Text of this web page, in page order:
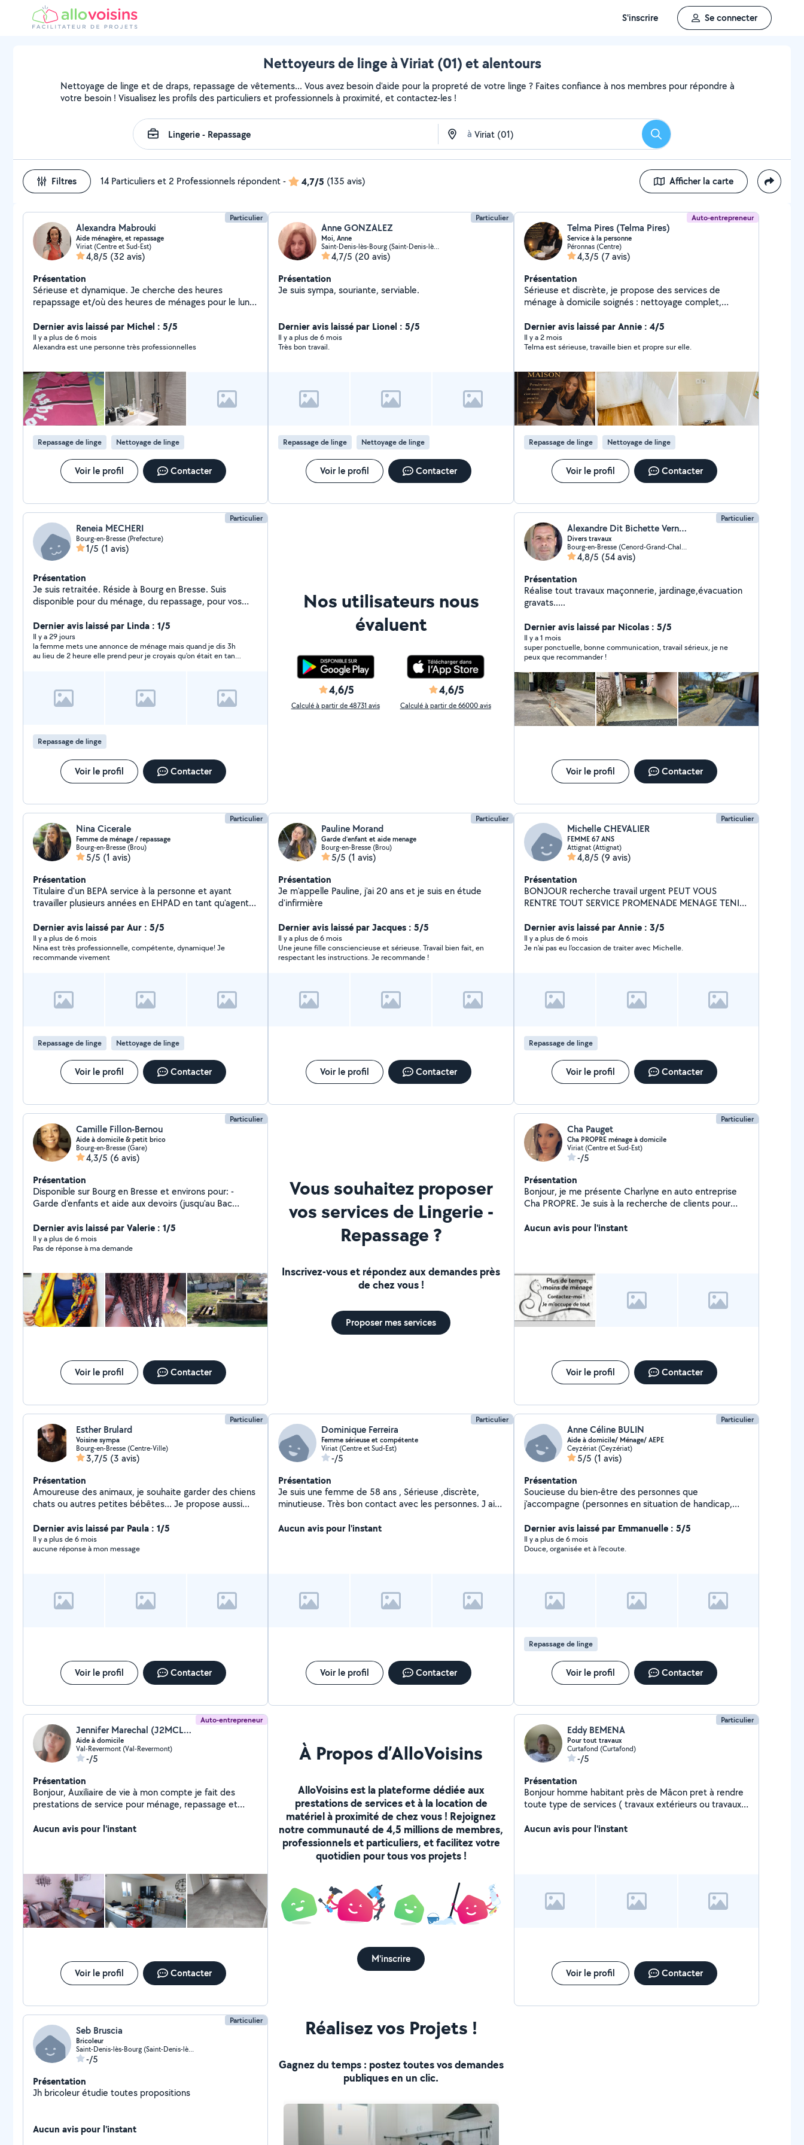
S'inscrire Se connecter
Nettoyeurs de linge à Viriat (01) et alentours
Nettoyage de linge et de draps, repassage de vêtements... Vous avez besoin d'aide pour la propreté de votre linge ? Faites confiance à nos membres pour répondre à
votre besoin ! Visualisez les profils des particuliers et professionnels à proximité, et contactez-les !
à Rechercher
Filtres 14 Particuliers et 2 Professionnels répondent- 4,7/5 (135 avis) Afficher la carte
Particulier
Alexandra Mabrouki
Aide ménagère, et repassage
Viriat (Centre et Sud-Est)
4,8/5 (32 avis)
Présentation
Sérieuse et dynamique. Je cherche des heures
repapssage et/où des heures de ménages pour le lundi
contacter pour de plus amples renseignements . Je
vous informe que je suis dans l incapacite de repondre
aux annonces qui se trouvent a plus de 30km de chez
Dernier avis laissé par Michel : 5/5
Il y a plus de 6 mois
Alexandra est une personne très professionnelles
Repassage de linge Nettoyage de linge
Voir le profil Contacter
Particulier
Anne GONZALEZ
Moi, Anne
Saint-Denis-lès-Bourg (Saint-Denis-lès-Bourg)
4,7/5 (20 avis)
Présentation
Je suis sympa, souriante, serviable.
Dernier avis laissé par Lionel : 5/5
Il y a plus de 6 mois
Très bon travail.
Repassage de linge Nettoyage de linge
Voir le profil Contacter
Auto-entrepreneur
Telma Pires (Telma Pires)
Service à la personne
Péronnas (Centre)
4,3/5 (7 avis)
Présentation
Sérieuse et discrète, je propose des services de
ménage à domicile soignés : nettoyage complet,
espace propre et agréable à chaque foyer.
Interventions régulières ou ponctuelles selon vos
besoins. Je dispose du crédit d'impôt immédiat CESU
suivant conditions
Dernier avis laissé par Annie : 4/5
Il y a 2 mois
Telma est sérieuse, travaille bien et propre sur elle.
Repassage de linge Nettoyage de linge
Voir le profil Contacter
Particulier
Reneia MECHERI
Bourg-en-Bresse (Prefecture)
1/5 (1 avis)
Présentation
Je suis retraitée. Réside à Bourg en Bresse. Suis
disponible pour du ménage, du repassage, pour vos
d'une personne âgée éventuellement.Je possède une
voiture.
Dernier avis laissé par Linda : 1/5
Il y a 29 jours
la femme mets une annonce de ménage mais quand je dis 3h
au lieu de 2 heure elle prend peur je croyais qu'on était en tant
Repassage de linge
Voir le profil Contacter
Nos utilisateurs nous
évaluent
4,6/5
Calculé à partir de 48731 avis
4,6/5
Calculé à partir de 66000 avis
Particulier
Alexandre Dit Bichette Vernay
Divers travaux
Bourg-en-Bresse (Cenord-Grand-Challes)
4,8/5 (54 avis)
Présentation
Réalise tout travaux maçonnerie, jardinage,évacuation
gravats.....
Dernier avis laissé par Nicolas : 5/5
Il y a 1 mois
super ponctuelle, bonne communication, travail sérieux, je ne
peux que recommander !
Voir le profil Contacter
Particulier
Nina Cicerale
Femme de ménage / repassage
Bourg-en-Bresse (Brou)
5/5 (1 avis)
Présentation
Titulaire d'un BEPA service à la personne et ayant
travailler plusieurs années en EHPAD en tant qu'agent
1 an dans un pressing, je propose des services d'aide
pour le ménage et/ou de repassage à domicile.
Actuellement en emploi chez plusieurs particuliers il me
reste de la place dans mon planning. (Payé en CESU)
Dernier avis laissé par Aur : 5/5
Il y a plus de 6 mois
Nina est très professionnelle, compétente, dynamique! Je
recommande vivement
Repassage de linge Nettoyage de linge
Voir le profil Contacter
Particulier
Pauline Morand
Garde d’enfant et aide menage
Bourg-en-Bresse (Brou)
5/5 (1 avis)
Présentation
Je m'appelle Pauline, j'ai 20 ans et je suis en étude
d'infirmière
Dernier avis laissé par Jacques : 5/5
Il y a plus de 6 mois
Une jeune fille consciencieuse et sérieuse. Travail bien fait, en
respectant les instructions. Je recommande !
Voir le profil Contacter
Particulier
Michelle CHEVALIER
FEMME 67 ANS
Attignat (Attignat)
4,8/5 (9 avis)
Présentation
BONJOUR recherche travail urgent PEUT VOUS
RENTRE TOUT SERVICE PROMENADE MENAGE TENIR
COURSE DOCTEUR J'AI UNE VOITURE ÉTUDIE TOUTE
DEMANDE CORRECTE ET TOUT SERVICE
Dernier avis laissé par Annie : 3/5
Il y a plus de 6 mois
Je n'ai pas eu l'occasion de traiter avec Michelle.
Repassage de linge
Voir le profil Contacter
Particulier
Camille Fillon-Bernou
Aide à domicile & petit brico
Bourg-en-Bresse (Gare)
4,3/5 (6 avis)
Présentation
Disponible sur Bourg en Bresse et environs pour: -
Garde d'enfants et aide aux devoirs (jusqu'au Bac
Jardinage et bricolage - Petit dépannage informatique -
Couture (Artisane auto-entrepreneure) Disponibilités:
Lundi journée Mardi et mercredi matin Weekend sur
Dernier avis laissé par Valerie : 1/5
Il y a plus de 6 mois
Pas de réponse à ma demande
Voir le profil Contacter
Vous souhaitez proposer
vos services de Lingerie -
Repassage ?
Inscrivez-vous et répondez aux demandes près
de chez vous !
Proposer mes services
Particulier
Cha Pauget
Cha PROPRE ménage à domicile
Viriat (Centre et Sud-Est)
-/5
Présentation
Bonjour, je me présente Charlyne en auto entreprise
Cha PROPRE. Je suis à la recherche de clients pour
renseignements. Vous souhaiteriez avoir plus de temps
Aucun avis pour l'instant
Voir le profil Contacter
Particulier
Esther Brulard
Voisine sympa
Bourg-en-Bresse (Centre-Ville)
3,7/5 (3 avis)
Présentation
Amoureuse des animaux, je souhaite garder des chiens
chats ou autres petites bébêtes... Je propose aussi
Dernier avis laissé par Paula : 1/5
Il y a plus de 6 mois
aucune réponse à mon message
Voir le profil Contacter
Particulier
Dominique Ferreira
Femme sérieuse et compétente
Viriat (Centre et Sud-Est)
-/5
Présentation
Je suis une femme de 58 ans , Sérieuse ,discrète,
minutieuse. Très bon contact avec les personnes. J ai
Aucun avis pour l'instant
Voir le profil Contacter
Particulier
Anne Céline BULIN
Aide à domicile/ Ménage/ AEPE
Ceyzériat (Ceyzériat)
5/5 (1 avis)
Présentation
Soucieuse du bien-être des personnes que
j'accompagne (personnes en situation de handicap,
employeurs, je mets au profit mes qualités humaines,
ma rigueur et mon expérience professionnelle pour
proposer mes services en tant qu'Aide à domicile,
Dernier avis laissé par Emmanuelle : 5/5
Il y a plus de 6 mois
Douce, organisée et à l'ecoute.
Repassage de linge
Voir le profil Contacter
Auto-entrepreneur
Jennifer Marechal (J2MCLEANS)
Aide à domicile
Val-Revermont (Val-Revermont)
-/5
Présentation
Bonjour, Auxiliaire de vie à mon compte je fait des
prestations de service pour ménage, repassage et
sur vos demandes. N'oublier pas au 50% de crédit
Aucun avis pour l'instant
Voir le profil Contacter
À Propos d’AlloVoisins
AlloVoisins est la plateforme dédiée aux
prestations de services et à la location de
matériel à proximité de chez vous ! Rejoignez
notre communauté de 4,5 millions de membres,
professionnels et particuliers, et facilitez votre
quotidien pour tous vos projets !
M'inscrire
Particulier
Eddy BEMENA
Pour tout travaux
Curtafond (Curtafond)
-/5
Présentation
Bonjour homme habitant près de Mâcon pret à rendre
toute type de services ( travaux extérieurs ou travaux
service
Aucun avis pour l'instant
Voir le profil Contacter
Particulier
Seb Bruscia
Bricoleur
Saint-Denis-lès-Bourg (Saint-Denis-lès-Bourg)
-/5
Présentation
Jh bricoleur étudie toutes propositions
Aucun avis pour l'instant
Réalisez vos Projets !
Gagnez du temps : postez toutes vos demandes
publiques en un clic.